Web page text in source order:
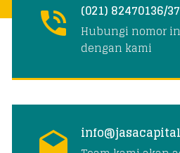
(021) 82470136/37
Hubungi nomor
dengan kami